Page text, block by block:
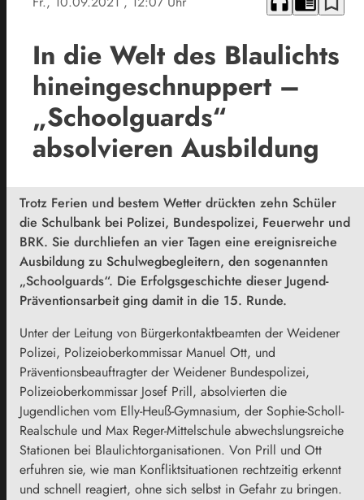
In die Welt des Blaulichts
hineingeschnuppert –
„Schoolguards“
absolvieren Ausbildung
Trotz Ferien und bestem Wetter drückten zehn Schüler
die Schulbank bei Polizei, Bundespolizei, Feuerwehr und
BRK. Sie durchliefen an vier Tagen eine ereignisreiche
Ausbildung zu Schulwegbegleitern, den sogenannten
„Schoolguards“. Die Erfolgsgeschichte dieser Jugend-
Präventionsarbeit ging damit in die 15. Runde.
Unter der Leitung von Bürgerkontaktbeamten der Weidener
Polizei, Polizeioberkommissar Manuel Ott, und
Präventionsbeauftragter der Weidener Bundespolizei,
Polizeioberkommissar Josef Prill, absolvierten die
Jugendlichen vom Elly-Heuß-Gymnasium, der Sophie-Scholl-
Realschule und Max Reger-Mittelschule abwechslungsreiche
Stationen bei Blaulichtorganisationen. Von Prill und Ott
erfuhren sie, wie man Konfliktsituationen rechtzeitig erkennt
und schnell reagiert, ohne sich selbst in Gefahr zu bringen.